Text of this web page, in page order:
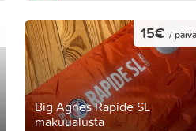
Big Agnes Rapide SL
makuualusta
15€ / päivä